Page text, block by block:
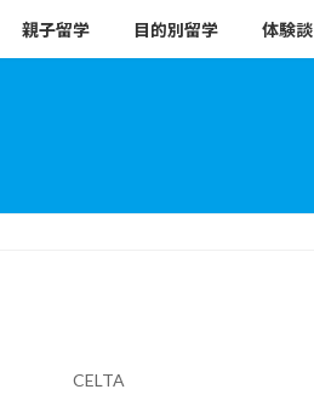
親子留学 目的別留学 体験談
CELTA